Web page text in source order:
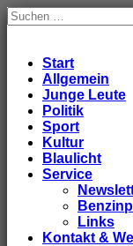
Suchen
nach:
Nachrichten aus dem
Main
menu
Skip
content
Start
Allgemein
Junge Leute
Politik
Sport
Kultur
Blaulicht
Service
Links
Kontakt &